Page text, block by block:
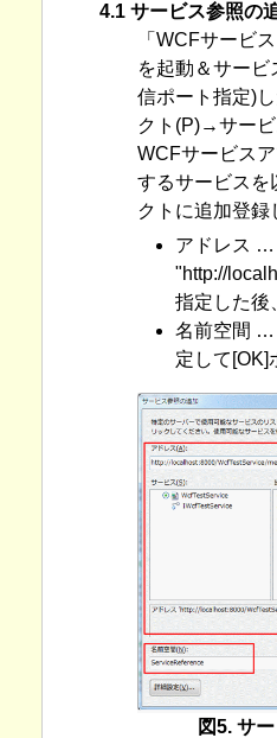
4.1 サービス参照の
「WCFサービ
を起動＆サービ
信ポート指定)
クト(P)→サー
WCFサービス
するサービスを
クトに追加登録
アドレス …
"http://
指定した後
名前空間 …
定して[OK]
図5. サ